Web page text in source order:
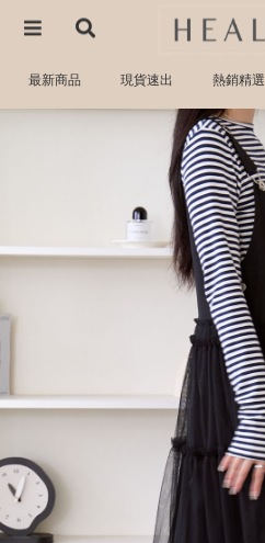
最新商品 現貨速出 熱銷精選